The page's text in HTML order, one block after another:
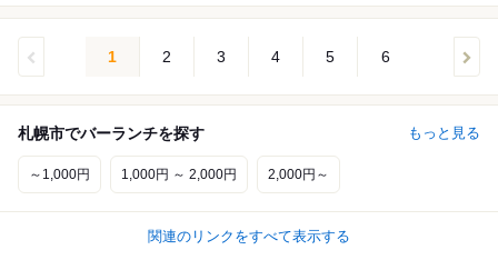
1 2 3 4 5 6
札幌市でバーランチを探す もっと見る
～1,000円 1,000円 ～ 2,000円 2,000円～
関連のリンクをすべて表示する